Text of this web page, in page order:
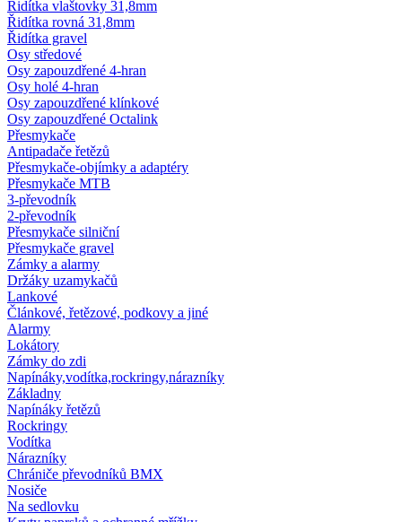
Řidítka vlaštovky 31,8mm
Řidítka rovná 31,8mm
Řidítka gravel
Osy středové
Osy zapouzdřené 4-hran
Osy holé 4-hran
Osy zapouzdřené klínkové
Osy zapouzdřené Octalink
Přesmykače
Antipadače řetězů
Přesmykače-objímky a adaptéry
Přesmykače MTB
3-převodník
2-převodník
Přesmykače silniční
Přesmykače gravel
Zámky a alarmy
Držáky uzamykačů
Lankové
Článkové, řetězové, podkovy a jiné
Alarmy
Lokátory
Zámky do zdi
Napínáky,vodítka,rockringy,nárazníky
Základny
Napínáky řetězů
Rockringy
Vodítka
Nárazníky
Chrániče převodníků BMX
Nosiče
Na sedlovku